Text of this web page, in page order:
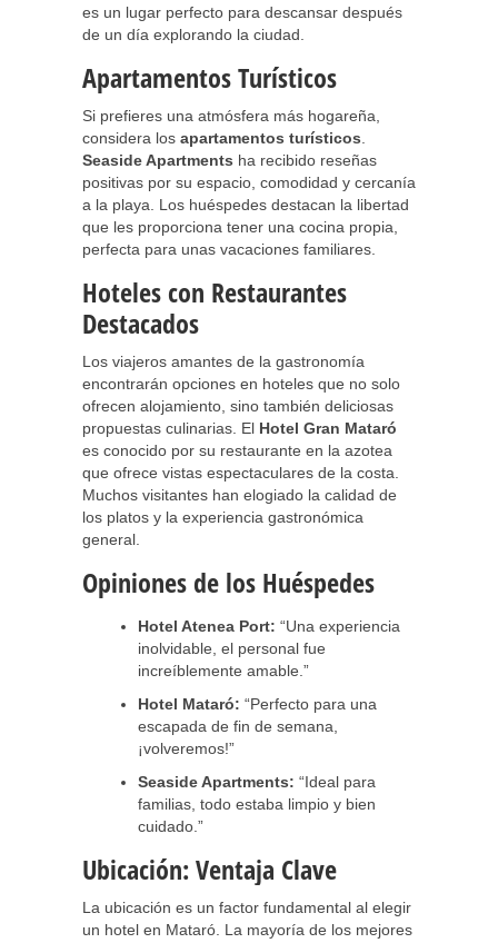
es un lugar perfecto para descansar después
de un día explorando la ciudad.
Apartamentos Turísticos
Si prefieres una atmósfera más hogareña,
considera los apartamentos turísticos
Seaside Apartments ha recibido reseñas
positivas por su espacio, comodidad y cercanía
a la playa. Los huéspedes destacan la libertad
que les proporciona tener una cocina propia,
perfecta para unas vacaciones familiares.
Hoteles con Restaurantes
Destacados
Los viajeros amantes de la gastronomía
encontrarán opciones en hoteles que no solo
ofrecen alojamiento, sino también deliciosas
propuestas culinarias. El Hotel Gran Mataró
es conocido por su restaurante en la azotea
que ofrece vistas espectaculares de la costa.
Muchos visitantes han elogiado la calidad de
los platos y la experiencia gastronómica
general.
Opiniones de los Huéspedes
Hotel Atenea Port: “Una experiencia
inolvidable, el personal fue
increíblemente amable.”
Hotel Mataró: “Perfecto para una
escapada de fin de semana,
¡volveremos!”
Seaside Apartments: “Ideal para
familias, todo estaba limpio y bien
cuidado.”
Ubicación: Ventaja Clave
La ubicación es un factor fundamental al elegir
un hotel en Mataró. La mayoría de los mejores